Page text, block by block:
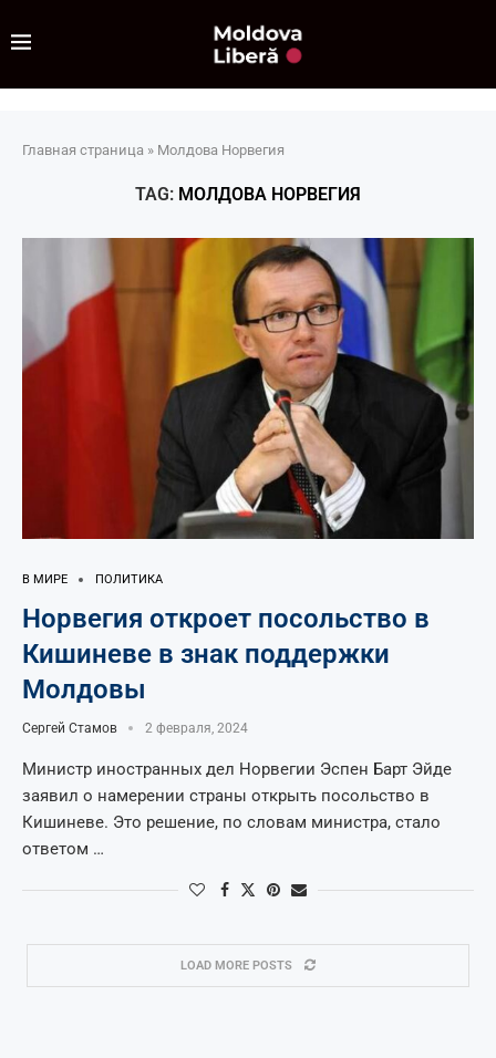
Главная страница » Молдова Норвегия
TAG: МОЛДОВА НОРВЕГИЯ
В МИРЕ ПОЛИТИКА
Норвегия откроет посольство в
Кишиневе в знак поддержки
Молдовы
Сергей Стамов 2 февраля, 2024
Министр иностранных дел Норвегии Эспен Барт Эйде
заявил о намерении страны открыть посольство в
Кишиневе. Это решение, по словам министра, стало
ответом …
LOAD MORE POSTS